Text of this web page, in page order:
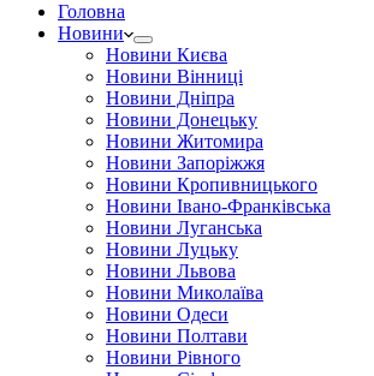
Головна
Новини
Новини Києва
Новини Вінниці
Новини Дніпра
Новини Донецьку
Новини Житомира
Новини Запоріжжя
Новини Кропивницького
Новини Івано-Франківська
Новини Луганська
Новини Луцьку
Новини Львова
Новини Миколаїва
Новини Одеси
Новини Полтави
Новини Рівного